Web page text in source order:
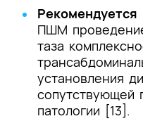
Рекомендуется
ПШМ
таза
установления
сопутствующей
патологии [13].